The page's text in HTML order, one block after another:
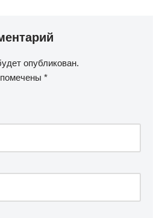
опубликован.
*